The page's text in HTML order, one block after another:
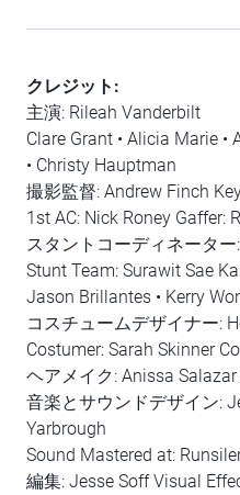
クレジット:
主演: Rileah Vanderbilt
Clare Grant • Alicia Marie •
• Christy Hauptman
撮影監督: Andrew Finch
1st AC: Nick Roney Gaffer:
スタントコーディネーター
Stunt Team: Surawit Sae
Jason Brillantes • Kerry
コスチュームデザイナー:
Costumer: Sarah Skinner
ヘアメイク: Anissa
音楽とサウンドデザイン:
Yarbrough
Sound Mastered at:
編集: Jesse Soff Visual